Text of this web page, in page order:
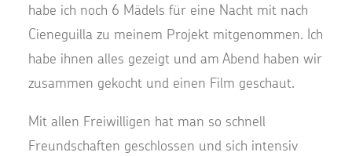
habe ich noch 6 Mädels für eine Nacht mit nach
Cieneguilla zu meinem Projekt mitgenommen. Ich
habe ihnen alles gezeigt und am Abend haben wir
zusammen gekocht und einen Film geschaut.
Mit allen Freiwilligen hat man so schnell
Freundschaften geschlossen und sich intensiv